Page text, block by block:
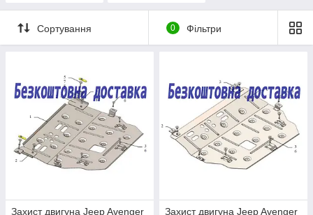
Сортування 0 Фільтри
Захист двигуна Jeep Avenger
Захист двигуна Jeep Avenger